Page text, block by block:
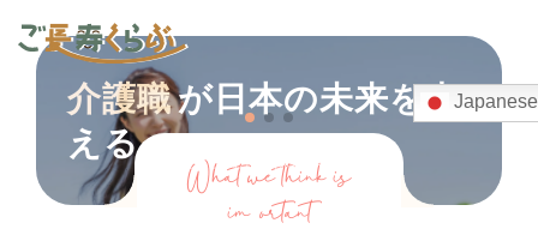
Japanese
介護職が日本の未来を支
える。
Recruiting information
What we think is
important